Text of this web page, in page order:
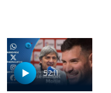
52:11